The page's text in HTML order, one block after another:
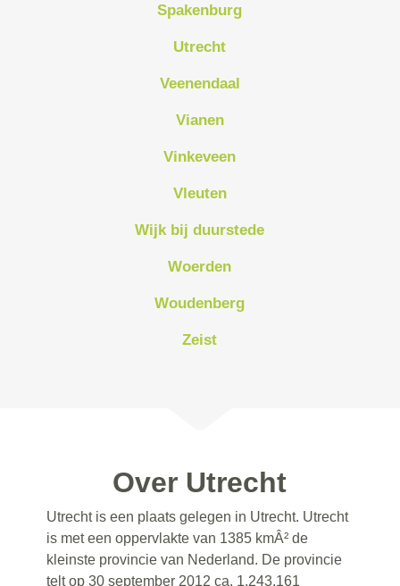
Spakenburg
Utrecht
Veenendaal
Vianen
Vinkeveen
Vleuten
Wijk bij duurstede
Woerden
Woudenberg
Zeist
Over Utrecht
Utrecht is een plaats gelegen in Utrecht. Utrecht
is met een oppervlakte van 1385 kmÂ² de
kleinste provincie van Nederland. De provincie
telt op 30 september 2012 ca. 1.243.161